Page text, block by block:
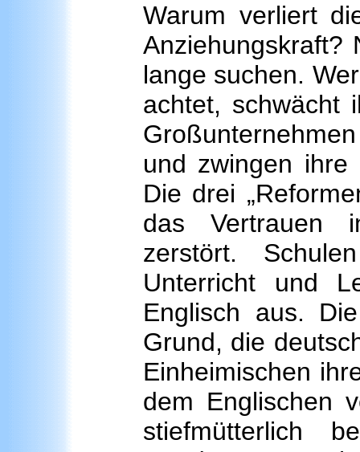
Warum verliert
Anziehungskraft?
lange suchen.
achtet, schwächt
und zwingen ihre
Die drei
das Vertrauen
zerstört.
Unterricht und
Englisch aus.
Grund, die
Einheimischen
dem Englischen
stiefmütterlich